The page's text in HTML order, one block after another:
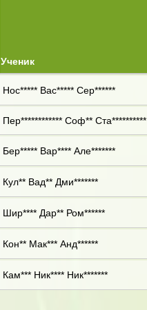
Ученик
Нос***** Вас***** Сер******
Пер************ Соф** Ста**********
Бер***** Вар**** Але*******
Кул** Вад** Дми*******
Шир**** Дар** Ром******
Кон** Мак*** Анд******
Кам*** Ник**** Ник*******